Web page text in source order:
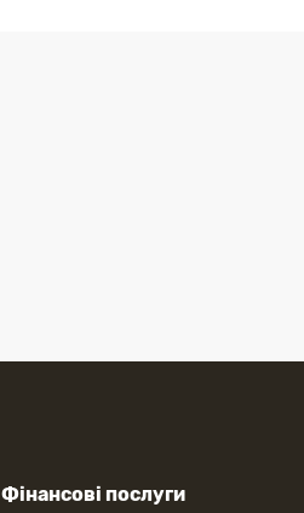
Фінансові послуги